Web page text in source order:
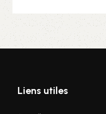
Liens utiles